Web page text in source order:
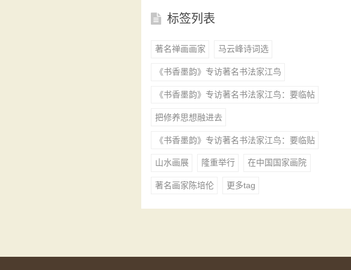
标签列表
著名禅画画家 马云峰诗词选
《书香墨韵》专访著名书法家江鸟
《书香墨韵》专访著名书法家江鸟：要临帖
把修养思想融进去
《书香墨韵》专访著名书法家江鸟：要临贴
山水画展 隆重举行 在中国国家画院
著名画家陈培伦 更多tag